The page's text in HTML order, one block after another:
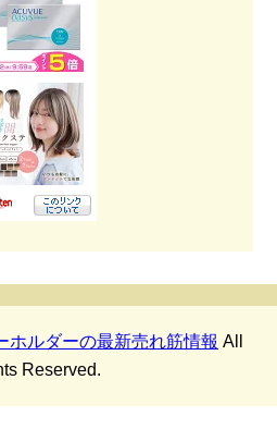
ホルダーの最新売れ筋情報 All
Reserved.